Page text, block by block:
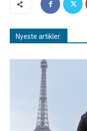
Nyeste artikler: